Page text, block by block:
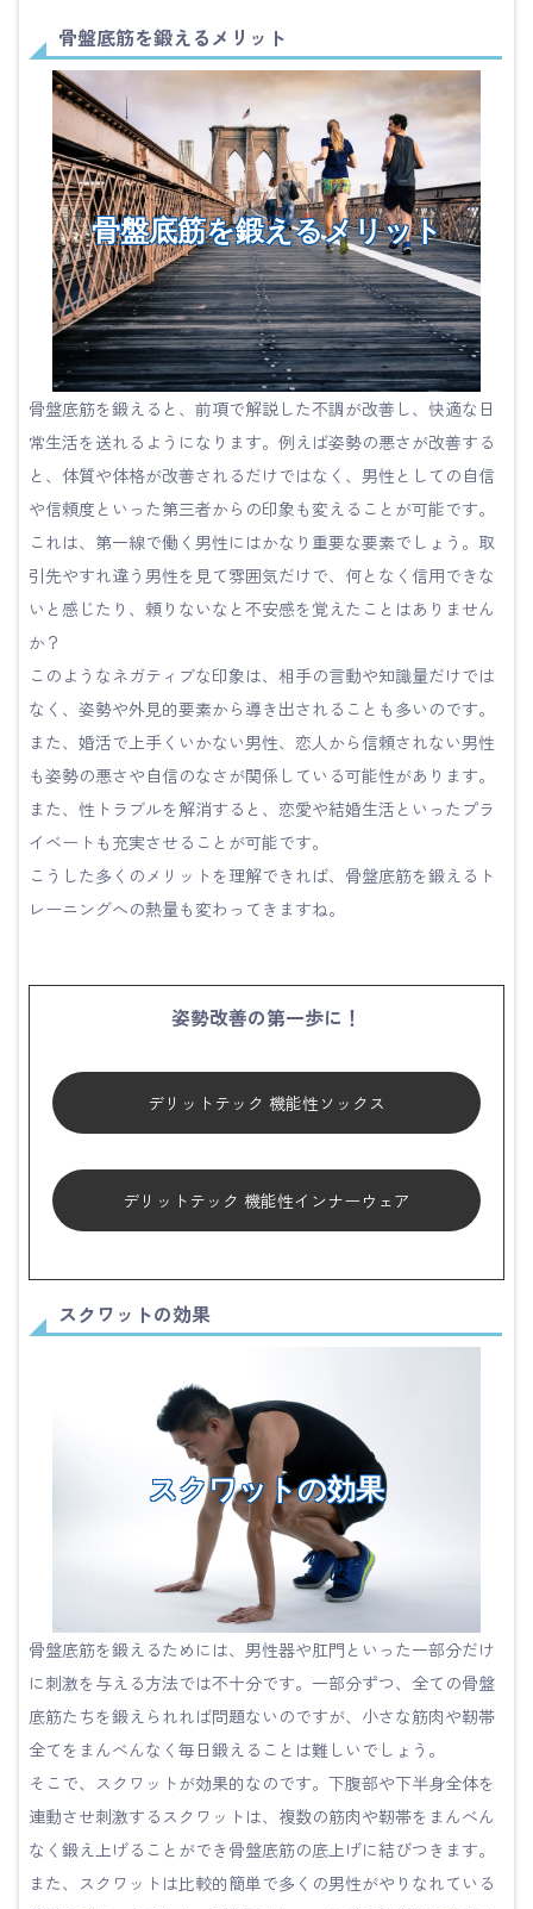
骨盤底筋を鍛えるメリット
骨盤底筋を鍛えるメリット
骨盤底筋を鍛えると、前項で解説した不調が改善し、快適な日
常生活を送れるようになります。例えば姿勢の悪さが改善する
と、体質や体格が改善されるだけではなく、男性としての自信
や信頼度といった第三者からの印象も変えることが可能です。
これは、第一線で働く男性にはかなり重要な要素でしょう。取
引先やすれ違う男性を見て雰囲気だけで、何となく信用できな
いと感じたり、頼りないなと不安感を覚えたことはありません
か？
このようなネガティブな印象は、相手の言動や知識量だけでは
なく、姿勢や外見的要素から導き出されることも多いのです。
また、婚活で上手くいかない男性、恋人から信頼されない男性
も姿勢の悪さや自信のなさが関係している可能性があります。
また、性トラブルを解消すると、恋愛や結婚生活といったプラ
イベートも充実させることが可能です。
こうした多くのメリットを理解できれば、骨盤底筋を鍛えるト
レーニングへの熱量も変わってきますね。
姿勢改善の第一歩に！
デリットテック 機能性ソックス
デリットテック 機能性インナーウェア
スクワットの効果
スクワットの効果
骨盤底筋を鍛えるためには、男性器や肛門といった一部分だけ
に刺激を与える方法では不十分です。一部分ずつ、全ての骨盤
底筋たちを鍛えられれば問題ないのですが、小さな筋肉や靭帯
全てをまんべんなく毎日鍛えることは難しいでしょう。
そこで、スクワットが効果的なのです。下腹部や下半身全体を
連動させ刺激するスクワットは、複数の筋肉や靭帯をまんべん
なく鍛え上げることができ骨盤底筋の底上げに結びつきます。
また、スクワットは比較的簡単で多くの男性がやりなれている